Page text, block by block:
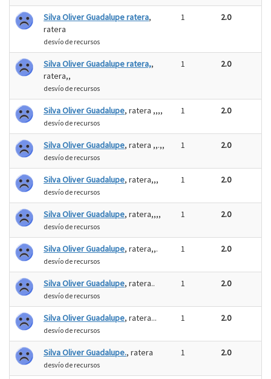
Silva Oliver Guadalupe ratera,
ratera
desvío de recursos
1 2.0
Silva Oliver Guadalupe ratera,,
ratera,,
desvío de recursos
1 2.0
Silva Oliver Guadalupe, ratera ,,,,
desvío de recursos
1 2.0
Silva Oliver Guadalupe, ratera ,,.,,
desvío de recursos
1 2.0
Silva Oliver Guadalupe, ratera,,,
desvío de recursos
1 2.0
Silva Oliver Guadalupe, ratera,,,,
desvío de recursos
1 2.0
Silva Oliver Guadalupe, ratera,,.
desvío de recursos
1 2.0
Silva Oliver Guadalupe, ratera..
desvío de recursos
1 2.0
Silva Oliver Guadalupe, ratera...
desvío de recursos
1 2.0
Silva Oliver Guadalupe., ratera
desvío de recursos
1 2.0